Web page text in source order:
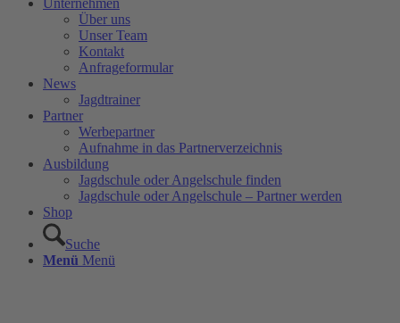
Unternehmen
Über uns
Unser Team
Kontakt
Anfrageformular
News
Jagdtrainer
Partner
Werbepartner
Aufnahme in das Partnerverzeichnis
Ausbildung
Jagdschule oder Angelschule finden
Jagdschule oder Angelschule – Partner werden
Shop
Suche
Menü Menü